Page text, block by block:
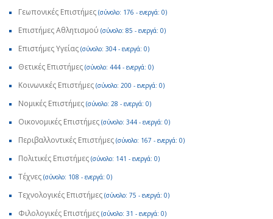
Γεωπονικές Επιστήμες (σύνολο: 176 - ενεργά: 0)
Επιστήμες Αθλητισμού (σύνολο: 85 - ενεργά: 0)
Επιστήμες Υγείας (σύνολο: 304 - ενεργά: 0)
Θετικές Επιστήμες (σύνολο: 444 - ενεργά: 0)
Κοινωνικές Επιστήμες (σύνολο: 200 - ενεργά: 0)
Νομικές Επιστήμες (σύνολο: 28 - ενεργά: 0)
Οικονομικές Επιστήμες (σύνολο: 344 - ενεργά: 0)
Περιβαλλοντικές Επιστήμες (σύνολο: 167 - ενεργά: 0)
Πολιτικές Επιστήμες (σύνολο: 141 - ενεργά: 0)
Τέχνες (σύνολο: 108 - ενεργά: 0)
Τεχνολογικές Επιστήμες (σύνολο: 75 - ενεργά: 0)
Φιλολογικές Επιστήμες (σύνολο: 31 - ενεργά: 0)